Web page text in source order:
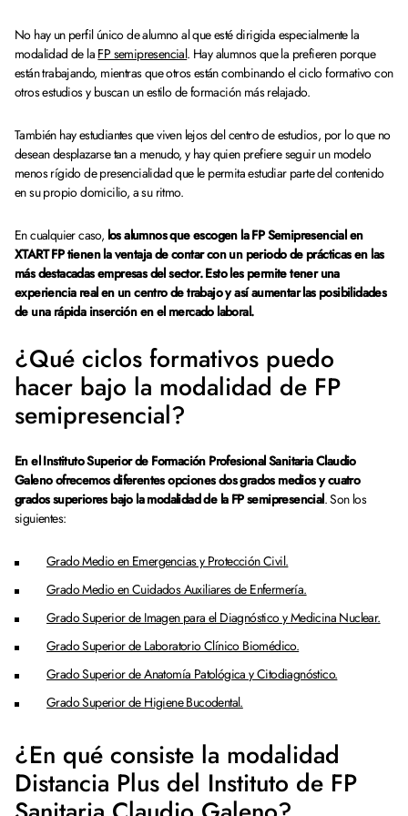
No hay un perfil único de alumno al que esté dirigida especialmente la
modalidad de la FP semipresencial. Hay alumnos que la prefieren porque
están trabajando, mientras que otros están combinando el ciclo formativo con
otros estudios y buscan un estilo de formación más relajado.
También hay estudiantes que viven lejos del centro de estudios, por lo que no
desean desplazarse tan a menudo, y hay quien prefiere seguir un modelo
menos rígido de presencialidad que le permita estudiar parte del contenido
en su propio domicilio, a su ritmo.
En cualquier caso, los alumnos que escogen la FP Semipresencial en
XTART FP tienen la ventaja de contar con un periodo de prácticas en las
más destacadas empresas del sector. Esto les permite tener una
experiencia real en un centro de trabajo y así aumentar las posibilidades
de una rápida inserción en el mercado laboral.
¿Qué ciclos formativos puedo
hacer bajo la modalidad de FP
semipresencial?
En el Instituto Superior de Formación Profesional Sanitaria Claudio
Galeno ofrecemos diferentes opciones dos grados medios y cuatro
grados superiores bajo la modalidad de la FP semipresencial. Son los
siguientes:
Grado Medio en Emergencias y Protección Civil.
Grado Medio en Cuidados Auxiliares de Enfermería.
Grado Superior de Imagen para el Diagnóstico y Medicina Nuclear.
Grado Superior de Laboratorio Clínico Biomédico.
Grado Superior de Anatomía Patológica y Citodiagnóstico.
Grado Superior de Higiene Bucodental.
¿En qué consiste la modalidad
Distancia Plus del Instituto de FP